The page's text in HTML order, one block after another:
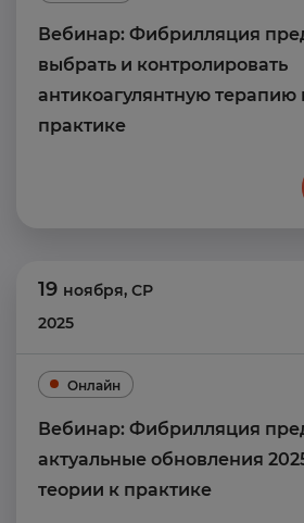
Вебинар: Фибрилляция
выбрать и контролировать
антикоагулянтную терапию
практике
19 ноября, СР
2025
Онлайн
Вебинар: Фибрилляция
актуальные обновления
теории к практике